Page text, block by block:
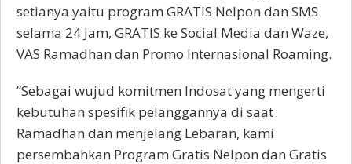
setianya yaitu program GRATIS Nelpon dan SMS
selama 24 Jam, GRATIS ke Social Media dan Waze,
VAS Ramadhan dan Promo Internasional Roaming.
”Sebagai wujud komitmen Indosat yang mengerti
kebutuhan spesifik pelanggannya di saat
Ramadhan dan menjelang Lebaran, kami
persembahkan Program Gratis Nelpon dan Gratis